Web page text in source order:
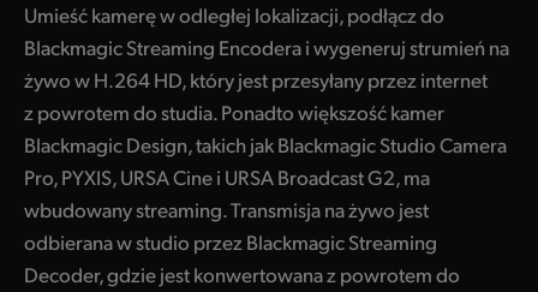
Umieść kamerę w odległej lokalizacji, podłącz do
Blackmagic Streaming Encodera i wygeneruj strumień na
żywo w H.264 HD, który jest przesyłany przez internet
z powrotem do studia. Ponadto większość kamer
Blackmagic Design, takich jak Blackmagic Studio Camera
Pro, PYXIS, URSA Cine i URSA Broadcast G2, ma
wbudowany streaming. Transmisja na żywo jest
odbierana w studio przez Blackmagic Streaming
Decoder, gdzie jest konwertowana z powrotem do